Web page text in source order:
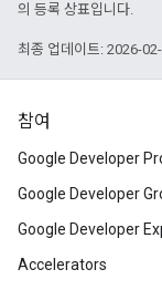
의 등록 상표입니다.
최종 업데이트: 2026-
참여
Google Developer
Google Developer
Google Developer
Accelerators